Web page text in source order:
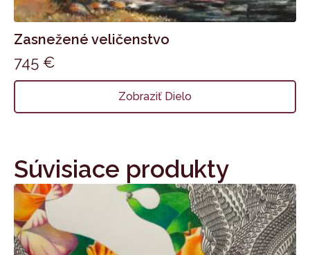
Zasnežené veličenstvo
745 €
Zobraziť Dielo
Súvisiace produkty